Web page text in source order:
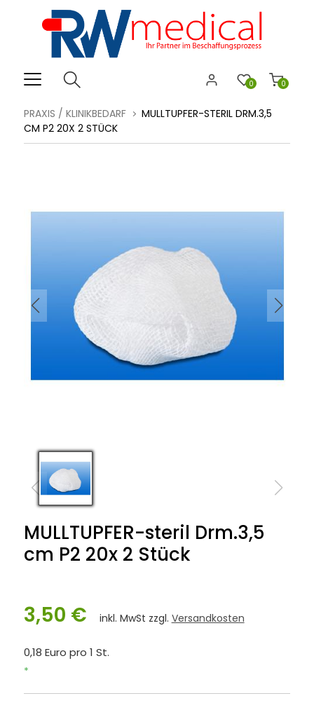
0
0
PRAXIS / KLINIKBEDARF
MULLTUPFER-STERIL DRM.3,5
CM P2 20X 2 STÜCK
MULLTUPFER-steril Drm.3,5
cm P2 20x 2 Stück
3,50 € inkl. MwSt zzgl. Versandkosten
0,18 Euro pro 1 St.
*